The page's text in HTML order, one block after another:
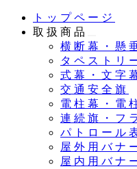
トップページ
取扱商品
横断幕・懸
タペストリ
式幕・文字
交通安全旗
電柱幕・電
連続旗・フ
パトロール
屋外用バナ
屋内用バナ